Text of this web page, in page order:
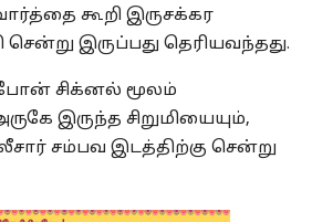
கூறி இருசக்கர
இருப்பது தெரியவந்தது.
சிக்னல் மூலம்
இருந்த சிறுமியையும்,
சம்பவ இடத்திற்கு சென்று